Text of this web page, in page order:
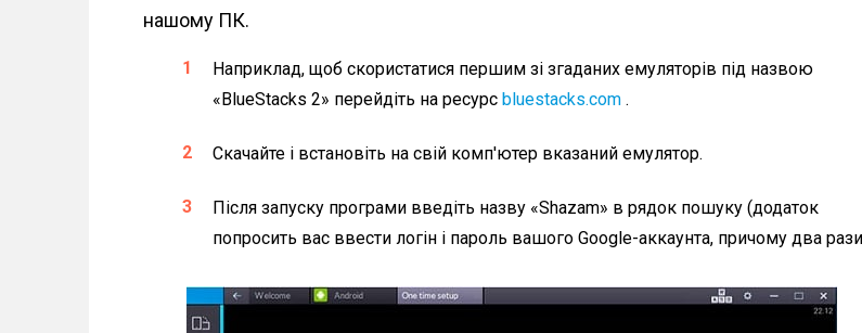
нашому ПК.
Наприклад, щоб скористатися першим зі згаданих емуляторів під назвою
«BlueStacks 2» перейдіть на ресурс bluestacks.com .
Скачайте і встановіть на свій комп'ютер вказаний емулятор.
Після запуску програми введіть назву «Shazam» в рядок пошуку (додаток
попросить вас ввести логін і пароль вашого Google-аккаунта, причому два